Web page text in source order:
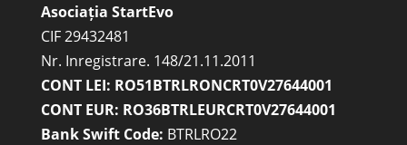
Asociația StartEvo
CIF 29432481
Nr. Inregistrare. 148/21.11.2011
CONT LEI: RO51BTRLRONCRT0V27644001
CONT EUR: RO36BTRLEURCRT0V27644001
Bank Swift Code: BTRLRO22